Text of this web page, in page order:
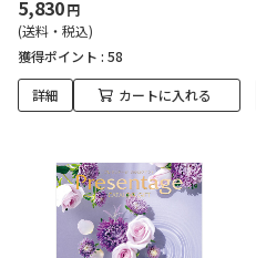
5,830円
(送料・税込)
獲得ポイント : 58
詳細 カートに入れる